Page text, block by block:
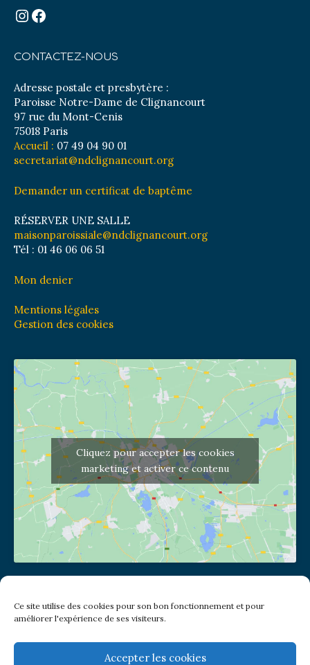
Ce site utilise des cookies pour son bon fonctionnement et pour
améliorer l'expérience de ses visiteurs.
Accepter les cookies
Instagram
Facebook
CONTACTEZ-NOUS
Adresse postale et presbytère :
Paroisse Notre-Dame de Clignancourt
97 rue du Mont-Cenis
75018 Paris
Accueil : 07 49 04 90 01
secretariat@ndclignancourt.org
Demander un certificat de baptême
RÉSERVER UNE SALLE
maisonparoissiale@ndclignancourt.org
Tél : 01 46 06 06 51
Mon denier
Mentions légales
Gestion des cookies
Cliquez pour accepter les cookies
marketing et activer ce contenu
(pas de courrier à cette adresse)
2 place Jules Joffrin - 75018
Metro: Jules Joffrin ou Simplon
Bus : Mairie du XVIII